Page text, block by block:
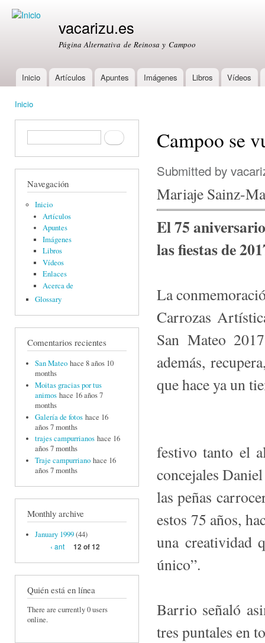
vacarizu.es
Página Alternativa de Reinosa y Campoo
Main menu
Inicio Artículos Apuntes Imágenes Libros Vídeos
Inicio
Formulario de búsquedaBuscar
Navegación
Inicio
Artículos
Apuntes
Imágenes
Libros
Vídeos
Enlaces
Acerca de
Glossary
Comentarios recientes
San Mateo hace 8 años 10
months
Moitas gracias por tus
animos hace 16 años 7
months
Galería de fotos hace 16
años 7 months
trajes campurrianos hace 16
años 7 months
Traje campurriano hace 16
años 7 months
Monthly archive
January 1999(44)
‹ ant
12 of 12
Quién está en línea
There are currently 0 users
online.
Campoo se
Submitted by
Mariaje Sainz-
El 75
las fiestas de
La
Carrozas
San Mateo
además,
que hace ya un
festivo tanto el
concejales
las peñas
estos 75 años,
una creatividad
único”.
Barrio señaló
tres puntales en